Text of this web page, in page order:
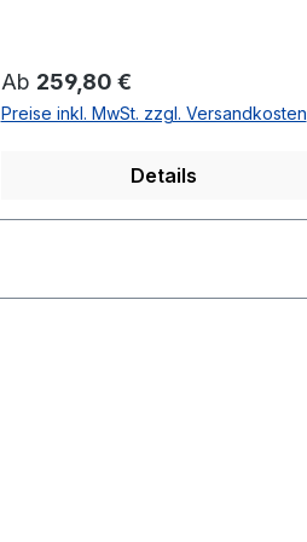
Ab 259,80 €
Preise inkl. MwSt. zzgl. Versandkosten
Details